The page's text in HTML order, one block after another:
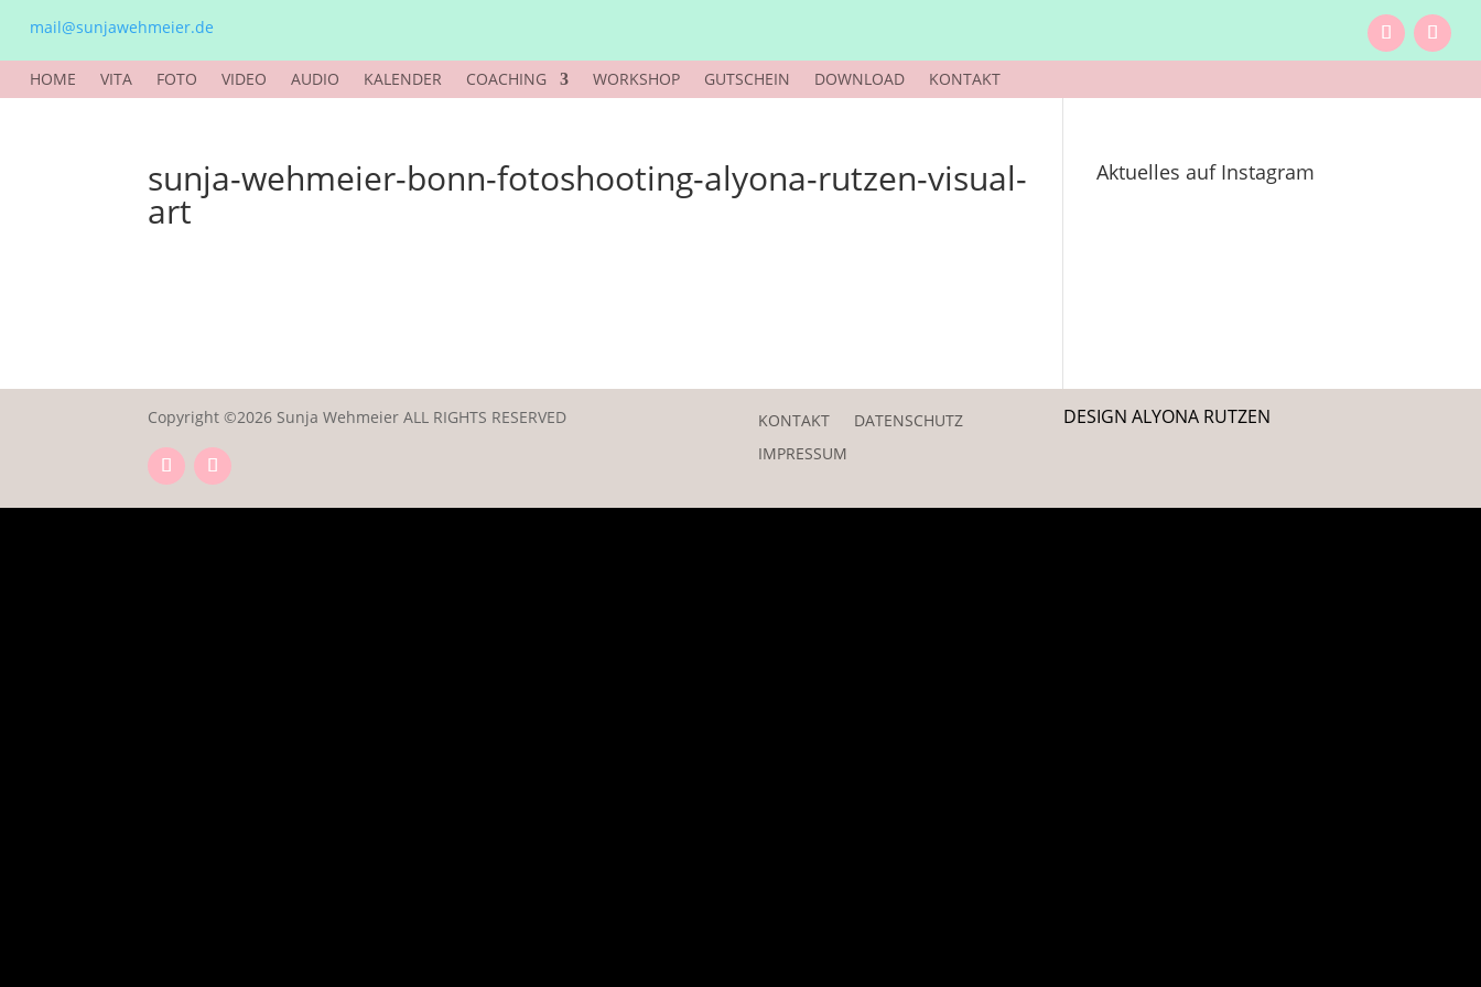
mail@sunjawehmeier.de
HOME VITA FOTO VIDEO AUDIO KALENDER COACHING WORKSHOP GUTSCHEIN DOWNLOAD KONTAKT
sunja-wehmeier-bonn-fotoshooting-alyona-rutzen-visual-
art
Aktuelles auf Instagram
Copyright ©2026 Sunja Wehmeier ALL RIGHTS RESERVED KONTAKT
DATENSCHUTZ
IMPRESSUM
DESIGN ALYONA RUTZEN